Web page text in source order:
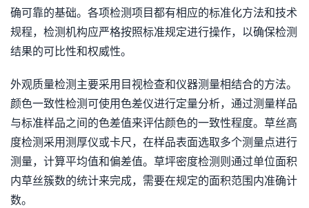
确可靠的基础。各项检测项目都有相应的标准化方法和技术
规程，检测机构应严格按照标准规定进行操作，以确保检测
结果的可比性和权威性。
外观质量检测主要采用目视检查和仪器测量相结合的方法。
颜色一致性检测可使用色差仪进行定量分析，通过测量样品
与标准样品之间的色差值来评估颜色的一致性程度。草丝高
度检测采用测厚仪或卡尺，在样品表面选取多个测量点进行
测量，计算平均值和偏差值。草坪密度检测则通过单位面积
内草丝簇数的统计来完成，需要在规定的面积范围内准确计
数。